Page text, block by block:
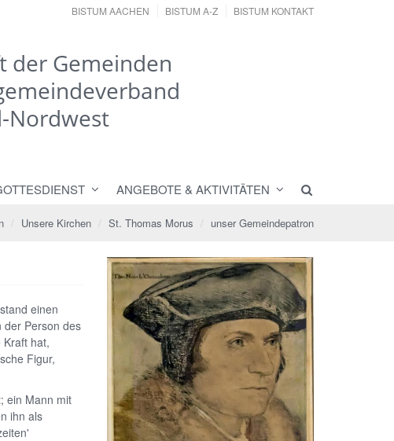
BISTUM AACHEN BISTUM A-Z BISTUM KONTAKT
der Gemeinden
Nordwest
ANGEBOTE & AKTIVITÄTEN
Unsere Kirchen St. Thomas Morus unser Gemeindepatron
einen
der Person des
hat,
Figur,
ein Mann mit
ihn als